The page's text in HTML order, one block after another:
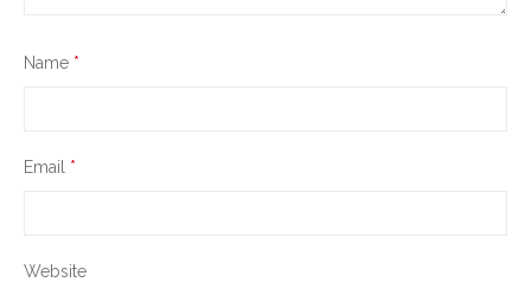
Name *
Email *
Website